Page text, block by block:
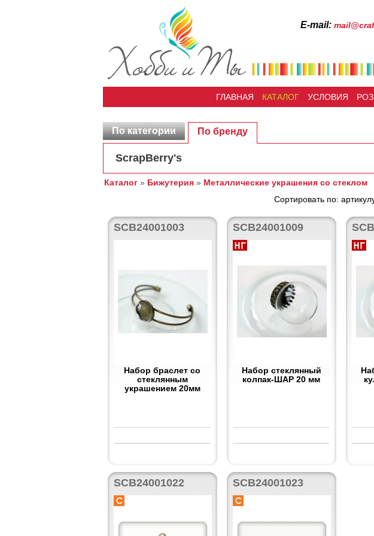
Е-mail:
ГЛАВНАЯ КАТАЛОГ УСЛОВИЯ
По категории По бренду
ScrapBerry's
Каталог » Бижутерия » Металлические украшения со стеклом
Сортировать по:
SCB24001003
Набор браслет со
стеклянным
украшением 20мм
SCB24001009
Набор стеклянный
колпак-ШАР 20 мм
SCB24001022 SCB24001023